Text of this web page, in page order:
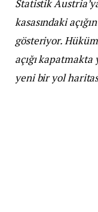
Statistik
kasasındaki
gösteriyor.
açığı
yeni bir yol